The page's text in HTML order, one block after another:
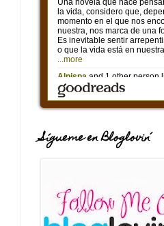
Sígueme en Bloglovin´